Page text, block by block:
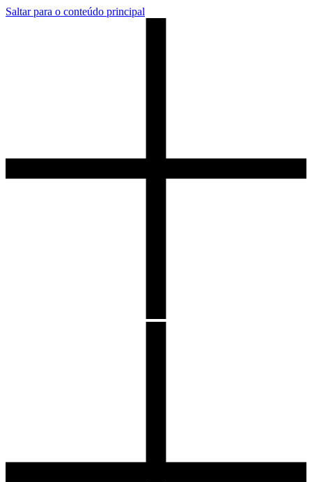
Saltar para o conteúdo principal